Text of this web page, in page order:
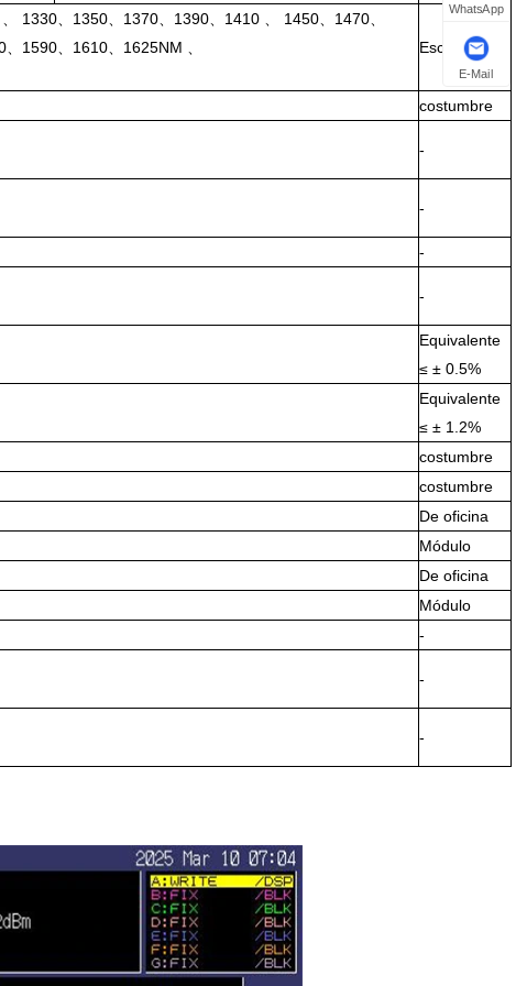
1330、1350、1370、1390、1410 、 1450、1470、
1590、1610、1625NM 、
Escriba DFB
costumbre
-
-
-
-
Equivalente
≤ ± 0.5%
Equivalente
≤ ± 1.2%
costumbre
costumbre
De oficina
Módulo
De oficina
Módulo
-
-
-
WhatsApp
E-Mail